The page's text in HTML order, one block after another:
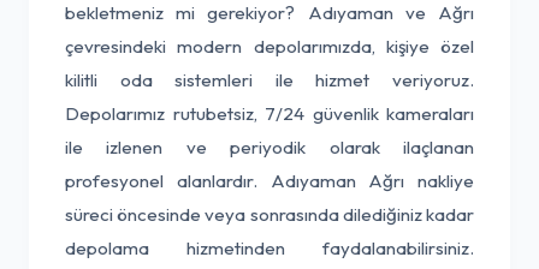
bekletmeniz mi gerekiyor? Adıyaman ve Ağrı
çevresindeki modern depolarımızda, kişiye özel
kilitli oda sistemleri ile hizmet veriyoruz.
Depolarımız rutubetsiz, 7/24 güvenlik kameraları
ile izlenen ve periyodik olarak ilaçlanan
profesyonel alanlardır. Adıyaman Ağrı nakliye
süreci öncesinde veya sonrasında dilediğiniz kadar
depolama hizmetinden faydalanabilirsiniz.